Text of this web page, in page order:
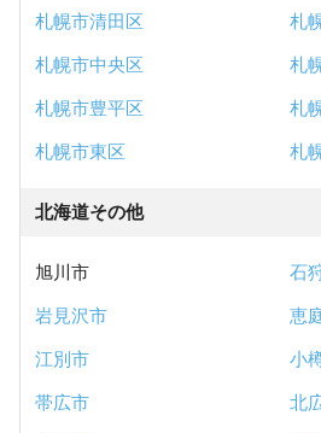
札幌市清田区
札
札幌市中央区
札
札幌市豊平区
札
札幌市東区
札
北海道その他
旭川市
石
岩見沢市
恵
江別市
小
帯広市
北